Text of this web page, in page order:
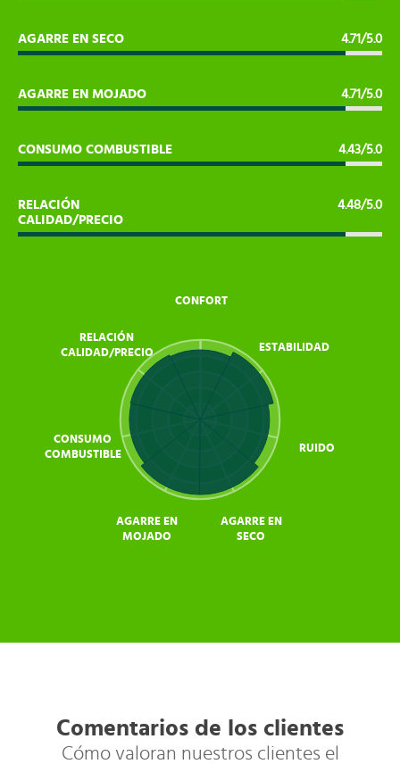
AGARRE EN SECO 4.71/5.0
AGARRE EN MOJADO 4.71/5.0
CONSUMO COMBUSTIBLE 4.43/5.0
RELACIÓN
CALIDAD/PRECIO
4.48/5.0
CONFORT
ESTABILIDAD
RUIDO
AGARRE EN
SECO
AGARRE EN
MOJADO
CONSUMO
COMBUSTIBLE
RELACIÓN
CALIDAD/PRECIO
Comentarios de los clientes
Cómo valoran nuestros clientes el